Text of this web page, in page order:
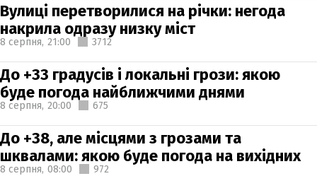
Вулиці перетворилися на річки: негода
накрила одразу низку міст
8 серпня, 21:00 3712
До +33 градусів і локальні грози: якою
буде погода найближчими днями
8 серпня, 20:00 675
До +38, але місцями з грозами та
шквалами: якою буде погода на вихідних
8 серпня, 08:00 972